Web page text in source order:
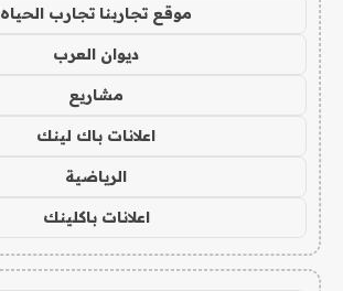
موقع تجاربنا تجارب الحياه
ديوان العرب
مشاريع
اعلانات باك لينك
الرياضية
اعلانات باكلينك